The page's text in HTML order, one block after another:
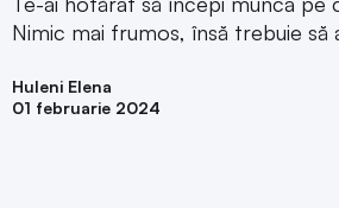
Nimic mai frumos, însă trebuie să
Huleni Elena
01 februarie 2024